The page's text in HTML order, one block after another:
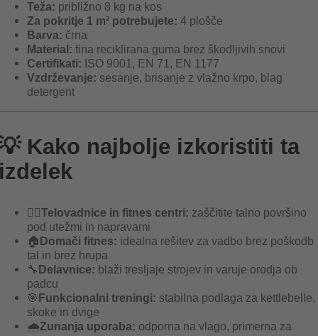
Teža: približno 8 kg na kos
Za pokritje 1 m² potrebujete: 4 plošče
Barva: črna
Material: fina reciklirana guma brez škodljivih snovi
Certifikati: ISO 9001, EN 71, EN 1177
Vzdrževanje: sesanje, brisanje z vlažno krpo, blag
detergent
Kako najbolje izkoristiti ta
🏋️‍♂️Telovadnice in fitnes centri: zaščitite talno površino
pod utežmi in napravami
🏠 Domači fitnes: idealna rešitev za vadbo brez poškodb
tal in brez hrupa
🔧 Delavnice: blaži tresljaje strojev in varuje orodja ob
padcu
🎯 Funkcionalni treningi: stabilna podlaga za kettlebelle,
skoke in dvige
🌧️Zunanja uporaba: odporna na vlago, primerna za